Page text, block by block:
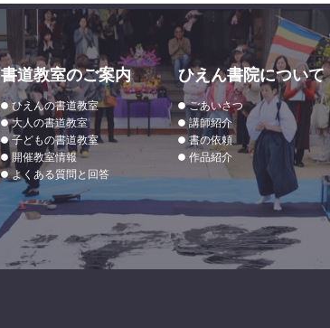
書道教室のご案内
ひえんの書道教室
大人の書道教室
子どもの書道教室
開催教室情報
よくある質問と回答
ひえん書院について
ごあいさつ
講師紹介
書の依頼
作品紹介